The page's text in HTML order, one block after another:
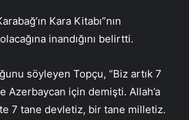
Kara Kitabı”nın
inandığını belirtti.
söyleyen Topçu, “Biz artık 7
için demişti. Allah’a
7 tane devletiz, bir tane milletiz.